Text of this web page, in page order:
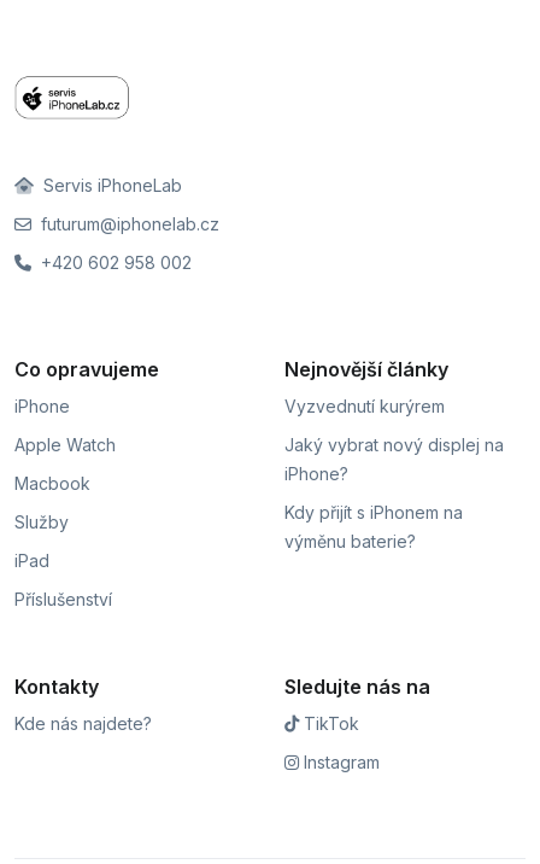
Servis iPhoneLab
futurum@iphonelab.cz
+420 602 958 002
Co opravujeme
iPhone
Apple Watch
Macbook
Služby
iPad
Příslušenství
Nejnovější články
Vyzvednutí kurýrem
Jaký vybrat nový displej na
iPhone?
Kdy přijít s iPhonem na
výměnu baterie?
Kontakty
Kde nás najdete?
Sledujte nás na
TikTok
Instagram